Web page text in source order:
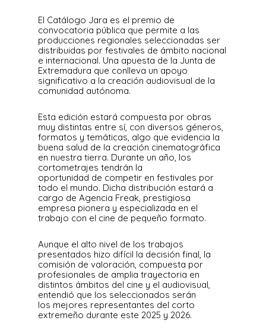
El Catálogo Jara es el premio de
convocatoria pública que permite a las
producciones regionales seleccionadas ser
distribuidas por festivales de ámbito nacional
e internacional. Una apuesta de la Junta de
Extremadura que conlleva un apoyo
significativo a la creación audiovisual de la
comunidad autónoma.
Esta edición estará compuesta por obras
muy distintas entre sí, con diversos géneros,
formatos y temáticas, algo que evidencia la
buena salud de la creación cinematográfica
en nuestra tierra. Durante un año, los
cortometrajes tendrán la
oportunidad de competir en festivales por
todo el mundo. Dicha distribución estará a
cargo de Agencia Freak, prestigiosa
empresa pionera y especializada en el
trabajo con el cine de pequeño formato.
Aunque el alto nivel de los trabajos
presentados hizo difícil la decisión final, la
comisión de valoración, compuesta por
profesionales de amplia trayectoria en
distintos ámbitos del cine y el audiovisual,
entendió que los seleccionados serán
los mejores representantes del corto
extremeño durante este 2025 y 2026.